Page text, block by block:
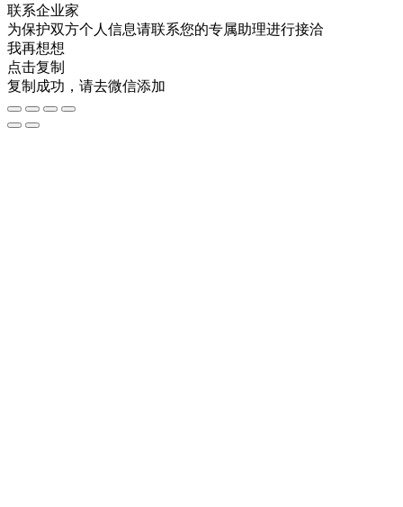
联系企业家
为保护双方个人信息请联系您的专属助理进行接洽
我再想想
点击复制
复制成功，请去微信添加